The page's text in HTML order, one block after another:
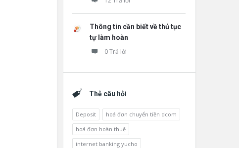
Thông tin cần biết về thủ tục
tự làm hoàn
0 Trả lời
Thẻ câu hỏi
Deposit
hoá đơn chuyển tiền dcom
hoá đơn hoàn thuế
internet banking yucho